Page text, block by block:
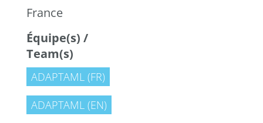
France
Équipe(s) /
Team(s)
ADAPTAML (FR)
ADAPTAML (EN)